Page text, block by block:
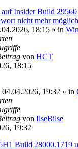
auf Insider Build
nicht mehr möglich
18:15 » in
von HCT
18:15
04.04.2026, 19:32 » in
von IlseBilse
19:32
Build 28000.1719